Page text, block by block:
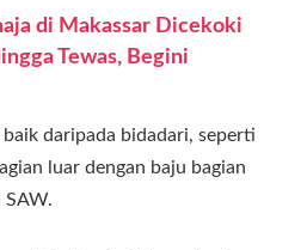
di Makassar Dicekoki
Tewas, Begini
daripada bidadari, seperti
luar dengan baju bagian
SAW.